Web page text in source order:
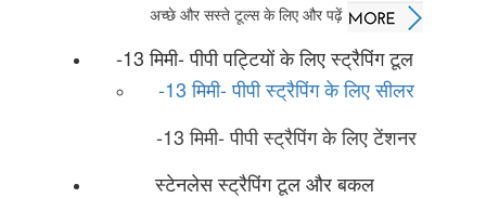
अच्छे और सस्ते टूल्स के लिए और पढ़ें
-13 मिमी- पीपी पट्टियों के लिए स्ट्रैपिंग टूल
-13 मिमी- पीपी स्ट्रैपिंग के लिए सीलर
-13 मिमी- पीपी स्ट्रैपिंग के लिए टेंशनर
स्टेनलेस स्ट्रैपिंग टूल और बकल